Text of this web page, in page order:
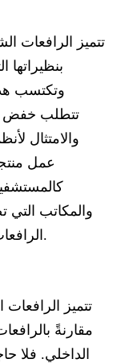
تتميز الرافعات
بنظيراتها
وتكتسب
تتطلب خفض
والامتثال
عمل
والمكاتب
الرافعات الشوكية التقليدية بالرافعات الكهربائية.
تتميز الرافعات
مقارنةً
الداخلي. فلا